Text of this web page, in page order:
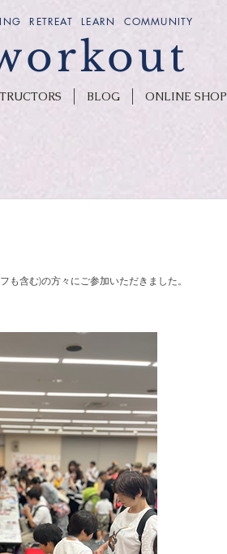
RETREAT LEARN COMMUNITY
BLOG ONLINE SHOP
含む)の方々にご参加いただきました。